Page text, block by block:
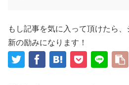
もし記事を気に入って頂けたら
新の励みになります！